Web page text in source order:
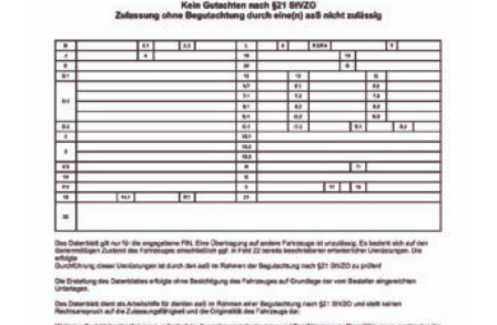
auf.
Die
Optionen
können
auf
der
Produktseite
gewählt
werden